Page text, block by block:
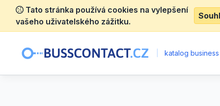
Tato stránka používá cookies na vylepšení
vašeho uživatelského zážitku.
katalog